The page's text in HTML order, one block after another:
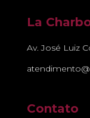
La
Av. José Luiz
Contato